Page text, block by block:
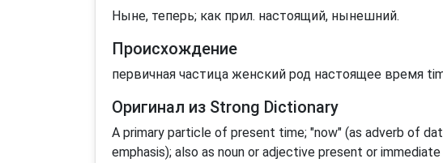
Ныне, теперь; как прил. настоящий, нынешний.
Происхождение
первичная частица женский род настоящее время
Оригинал из Strong Dictionary
A primary particle of present time; "now" (as adverb of
emphasis); also as noun or adjective present or